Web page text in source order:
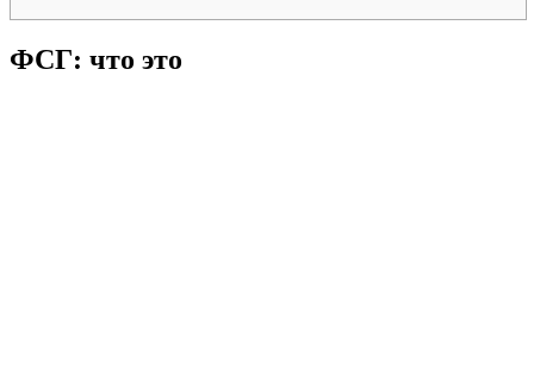
ФСГ: что это